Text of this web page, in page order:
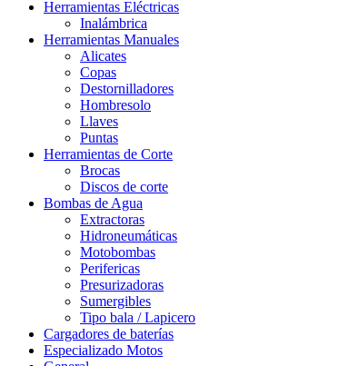
Herramientas Eléctricas
Inalámbrica
Herramientas Manuales
Alicates
Copas
Destornilladores
Hombresolo
Llaves
Puntas
Herramientas de Corte
Brocas
Discos de corte
Bombas de Agua
Extractoras
Hidroneumáticas
Motobombas
Perifericas
Presurizadoras
Sumergibles
Tipo bala / Lapicero
Cargadores de baterías
Especializado Motos